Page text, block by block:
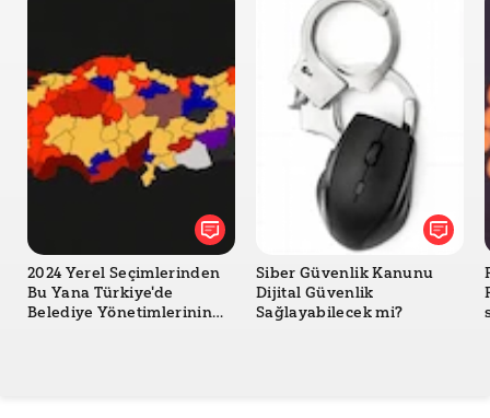
2024 Yerel Seçimlerinden
Bu Yana Türkiye'de
Belediye Yönetimlerinin
Siber Güvenlik Kanunu
Dijital Güvenlik
Sağlayabilecek mi?